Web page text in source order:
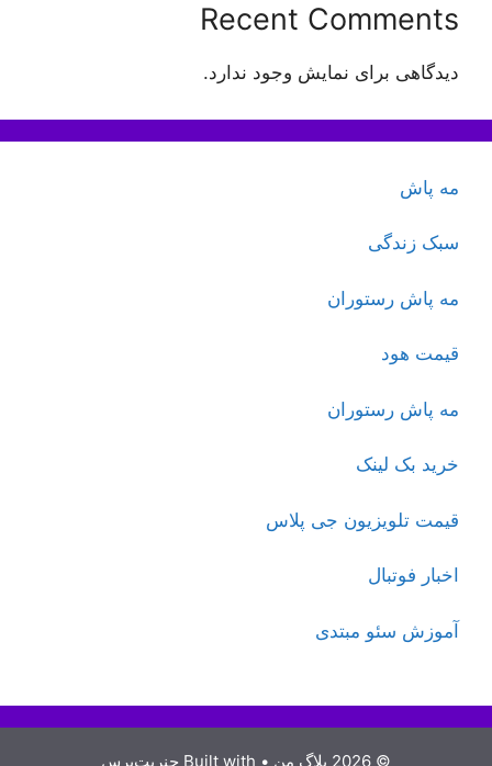
Recent Comments
دیدگاهی برای نمایش وجود ندارد.
مه پاش
سبک زندگی
مه پاش رستوران
قیمت هود
مه پاش رستوران
خرید بک لینک
قیمت تلویزیون جی پلاس
اخبار فوتبال
آموزش سئو مبتدی
© 2026 بلاگ من • Built with جنریت‌پرس